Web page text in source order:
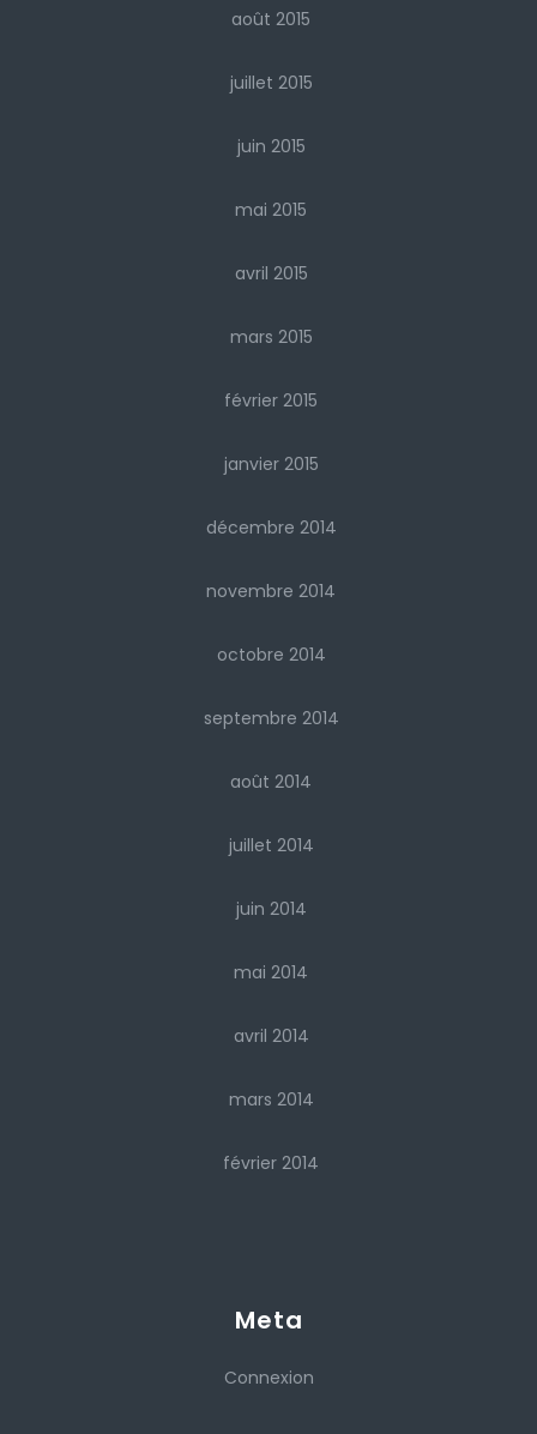
août 2015
juillet 2015
juin 2015
mai 2015
avril 2015
mars 2015
février 2015
janvier 2015
décembre 2014
novembre 2014
octobre 2014
septembre 2014
août 2014
juillet 2014
juin 2014
mai 2014
avril 2014
mars 2014
février 2014
Meta
Connexion